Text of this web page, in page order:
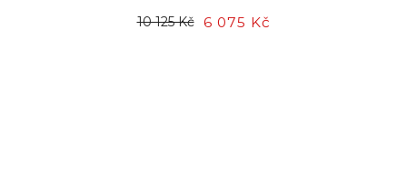
10 125 Kč 6 075 Kč